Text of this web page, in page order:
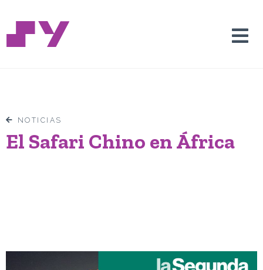
NOTICIAS
El Safari Chino en África